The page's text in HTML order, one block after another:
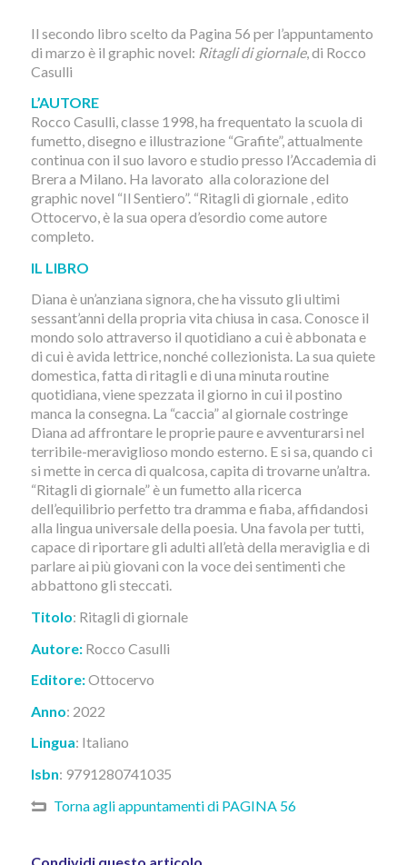
Il secondo libro scelto da Pagina 56 per l’appuntamento
di marzo è il graphic novel: Ritagli di giornale, di Rocco
Casulli
L’AUTORE
Rocco Casulli, classe 1998, ha frequentato la scuola di
fumetto, disegno e illustrazione “Grafite”, attualmente
continua con il suo lavoro e studio presso l’Accademia di
Brera a Milano. Ha lavorato alla colorazione del
graphic novel “Il Sentiero”. “Ritagli di giornale , edito
Ottocervo, è la sua opera d’esordio come autore
completo.
IL LIBRO
Diana è un’anziana signora, che ha vissuto gli ultimi
sessant’anni della propria vita chiusa in casa. Conosce il
mondo solo attraverso il quotidiano a cui è abbonata e
di cui è avida lettrice, nonché collezionista. La sua quiete
domestica, fatta di ritagli e di una minuta routine
quotidiana, viene spezzata il giorno in cui il postino
manca la consegna. La “caccia” al giornale costringe
Diana ad affrontare le proprie paure e avventurarsi nel
terribile-meraviglioso mondo esterno. E si sa, quando ci
si mette in cerca di qualcosa, capita di trovarne un’altra.
“Ritagli di giornale” è un fumetto alla ricerca
dell’equilibrio perfetto tra dramma e fiaba, affidandosi
alla lingua universale della poesia. Una favola per tutti,
capace di riportare gli adulti all’età della meraviglia e di
parlare ai più giovani con la voce dei sentimenti che
abbattono gli steccati.
Titolo: Ritagli di giornale
Autore: Rocco Casulli
Editore:Ottocervo
Anno: 2022
Lingua: Italiano
Isbn: 9791280741035
Torna agli appuntamenti di PAGINA 56